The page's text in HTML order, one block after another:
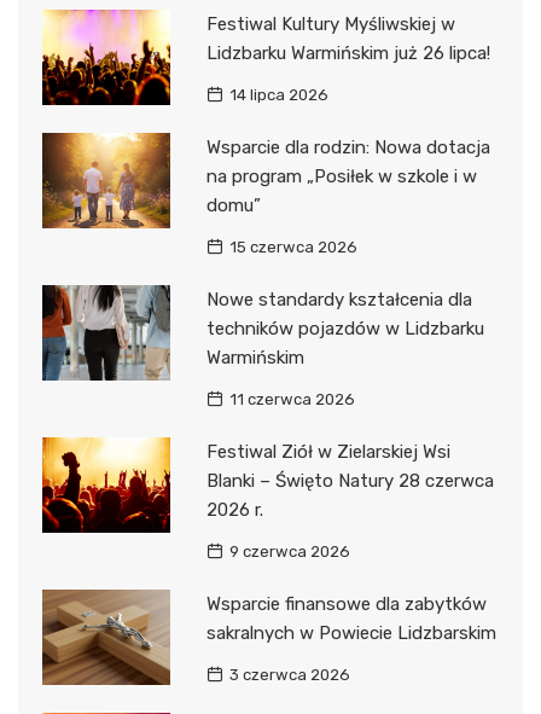
Festiwal Kultury Myśliwskiej w
Lidzbarku Warmińskim już 26 lipca!
14 lipca 2026
Wsparcie dla rodzin: Nowa dotacja
na program „Posiłek w szkole i w
domu”
15 czerwca 2026
Nowe standardy kształcenia dla
techników pojazdów w Lidzbarku
Warmińskim
11 czerwca 2026
Festiwal Ziół w Zielarskiej Wsi
Blanki – Święto Natury 28 czerwca
2026 r.
9 czerwca 2026
Wsparcie finansowe dla zabytków
sakralnych w Powiecie Lidzbarskim
3 czerwca 2026